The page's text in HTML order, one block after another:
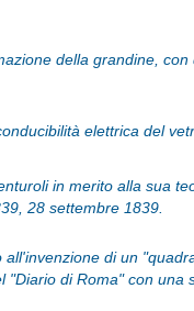
della grandine,
elettrica del
in merito alla sua
28 settembre 1839.
di un
di Roma" con una